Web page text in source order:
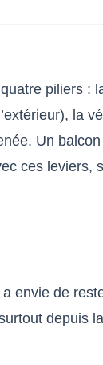
piliers :
la
Un
ces leviers,
envie de
depuis la